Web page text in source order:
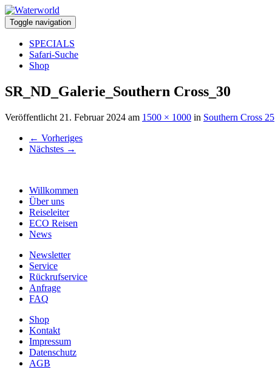
Toggle navigation
SPECIALS
Safari-Suche
Shop
SR_ND_Galerie_Southern Cross_30
Veröffentlicht 21. Februar 2024 am 1500 × 1000 in Southern Cross 25
← Vorheriges
Nächstes →
Willkommen
Über uns
Reiseleiter
ECO Reisen
News
Newsletter
Service
Rückrufservice
Anfrage
FAQ
Shop
Kontakt
Impressum
Datenschutz
AGB